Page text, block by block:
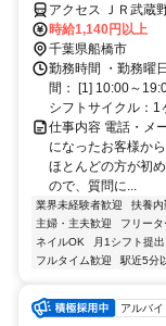
アクセス ＪＲ武蔵
口徒歩約7分 JR京
時給1,140円以上
千葉県船橋市
勤務時間 ・勤務曜
間： [1] 10:00～
シフトサイクル：1
仕事内容 電話・メ
になったお客様か
ほとんどの方が初
ので、質問に...
業界未経験者歓迎 扶養内
主婦・主夫歓迎
フリータ
ネイルOK
月1シフト提出
フルタイム歓迎
駅近5分
アルバイ